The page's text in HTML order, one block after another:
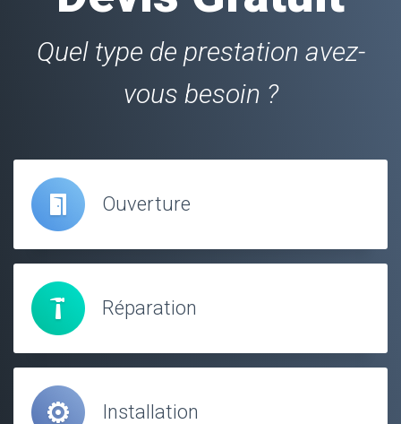
Quel type de prestation avez-
vous besoin ?
Ouverture
Réparation
Installation